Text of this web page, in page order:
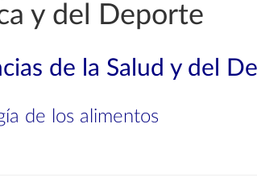
y del Deporte
de la Salud y del
de los alimentos